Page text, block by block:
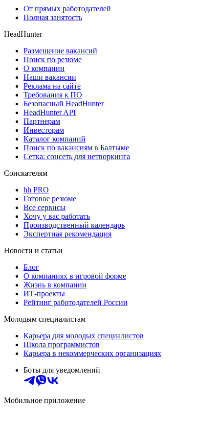
От прямых работодателей
Полная занятость
HeadHunter
Размещение вакансий
Поиск по резюме
О компании
Наши вакансии
Реклама на сайте
Требования к ПО
Безопасный HeadHunter
HeadHunter API
Партнерам
Инвесторам
Каталог компаний
Поиск по вакансиям в Балтыме
Сетка: соцсеть для нетворкинга
Соискателям
hh PRO
Готовое резюме
Все сервисы
Хочу у вас работать
Производственный календарь
Экспертная рекомендация
Новости и статьи
Блог
О компаниях в игровой форме
Жизнь в компании
ИТ-проекты
Рейтинг работодателей России
Молодым специалистам
Карьера для молодых специалистов
Школа программистов
Карьера в некоммерческих организациях
Боты для уведомлений
Мобильное приложение